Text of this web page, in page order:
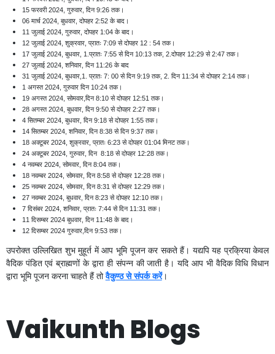
15 फरवरी 2024, गुरुवार, दिन 9:26 तक।
06 मार्च 2024, बुधवार, दोपहर 2:52 के बाद।
11 जुलाई 2024, गुरुवार, दोपहर 1:04 के बाद।
12 जुलाई 2024, शुक्रवार, प्रातः 7:09 से दोपहर 12 : 54 तक।
17 जुलाई 2024, बुधवार, 1.प्रातः 7:55 से दिन 10:13 तक, 2.दोपहर 12:29 से 2:47 तक।
27 जुलाई 2024, शनिवार, दिन 11:26 के बाद
31 जुलाई 2024, बुधवार,1. प्रातः 7: 00 से दिन 9:19 तक, 2. दिन 11:34 से दोपहर 2:14 तक।
1 अगस्त 2024, गुरुवार दिन 10:24 तक।
19 अगस्त 2024, सोमवार,दिन 8:10 से दोपहर 12:51 तक।
28 अगस्त 2024, बुधवार, दिन 9:50 से दोपहर 2:27 तक।
4 सितम्बर 2024, बुधवार, दिन 9:18 से दोपहर 1:55 तक।
14 सितम्बर 2024, शनिवार, दिन 8:38 से दिन 9:37 तक।
18 अक्टूबर 2024, शुक्रवार, प्रातः 6:23 से दोपहर 01:04 मिनट तक।
24 अक्टूबर 2024, गुरुवार, दिन 8:18 से दोपहर 12:28 तक।
4 नवम्बर 2024, सोमवार, दिन 8:04 तक।
18 नवम्बर 2024, सोमवार, दिन 8:58 से दोपहर 12:28 तक।
25 नवम्बर 2024, सोमवार, दिन 8:31 से दोपहर 12:29 तक।
27 नवम्बर 2024, बुधवार, दिन 8:23 से दोपहर 12:10 तक।
7 दिसंबर 2024, शनिवार, प्रातः 7:44 से दिन 11:31 तक।
11 दिसम्बर 2024 बुधवार, दिन 11:48 के बाद।
12 दिसम्बर 2024 गुरुवार,दिन 9:53 तक।
उपरोक्त उल्लिखित शुभ मुहूर्त में आप भूमि पूजन कर सकते हैं। यद्यपि यह प्रक्रिया केवल
वैदिक पंडित एवं ब्राह्मणों के द्वारा ही संपन्न की जाती है। यदि आप भी वैदिक विधि विधान
द्वारा भूमि पूजन करना चाहते हैं तोवैकुण्ठ से संपर्क करें।
Vaikunth Blogs